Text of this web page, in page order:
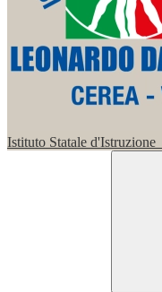
Istituto Statale d'Istruzione